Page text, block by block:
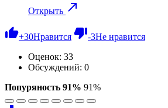
Открыть
+30Нравится -3Не нравится
Оценок: 33
Обсуждений: 0
Попуряность 91% 91%